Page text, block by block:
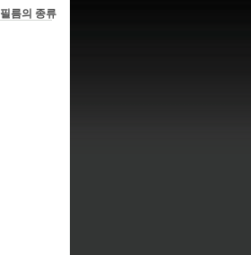
필름의 종류